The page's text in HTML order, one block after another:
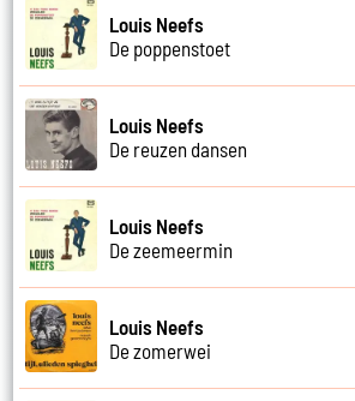
Louis Neefs
De poppenstoet
Louis Neefs
De reuzen dansen
Louis Neefs
De zeemeermin
Louis Neefs
De zomerwei